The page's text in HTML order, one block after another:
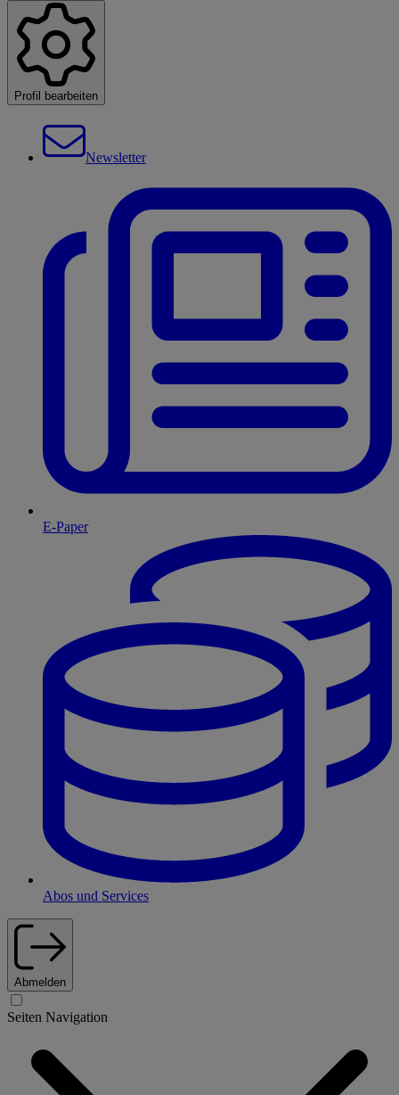
Profil bearbeiten
Newsletter
E-Paper
Abos und Services
Abmelden
Seiten Navigation